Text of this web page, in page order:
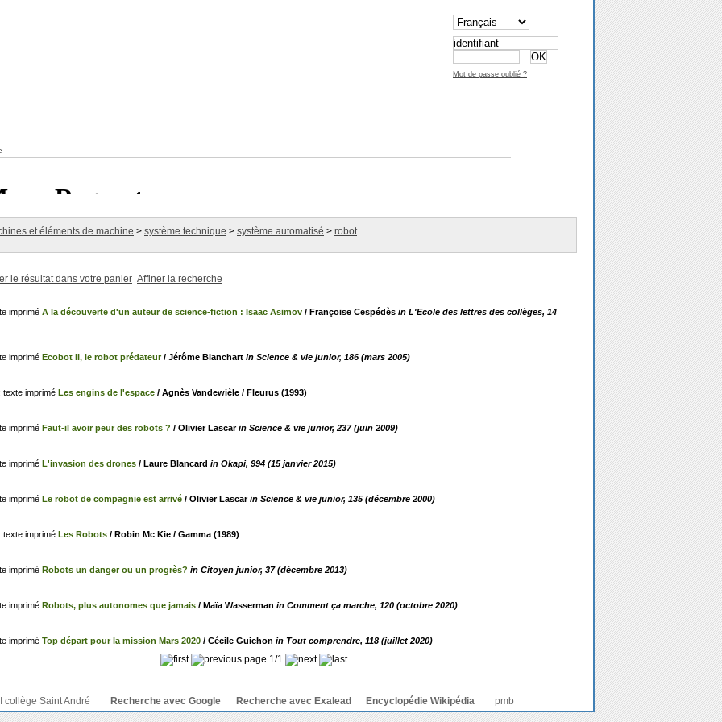
et éléments de machine > système technique > système automatisé > robot
le résultat dans votre panier Affiner la recherche
A la découverte d'un auteur de science-fiction : Isaac Asimov / Françoise Cespédès in L'Ecole des lettres des collèges, 14
Ecobot II, le robot prédateur/ Jérôme Blanchart in Science & vie junior, 186 (mars 2005)
Les engins de l'espace / Agnès Vandewièle / Fleurus (1993)
Faut-il avoir peur des robots ? / Olivier Lascarin Science & vie junior, 237 (juin 2009)
L'invasion des drones / Laure Blancard in Okapi, 994 (15 janvier 2015)
Le robot de compagnie est arrivé / Olivier Lascarin Science & vie junior, 135 (décembre 2000)
Les Robots / Robin Mc Kie / Gamma (1989)
Robots un danger ou un progrès? in Citoyen junior, 37 (décembre 2013)
Robots, plus autonomes que jamais / Maïa Wasserman in Comment ça marche, 120 (octobre 2020)
Top départ pour la mission Mars 2020 / Cécile Guichon in Tout comprendre, 118 (juillet 2020)
page 1/1
collège Saint André Recherche avec Google Recherche avec Exalead Encyclopédie Wikipédia pmb
Mot de passe oublié ?